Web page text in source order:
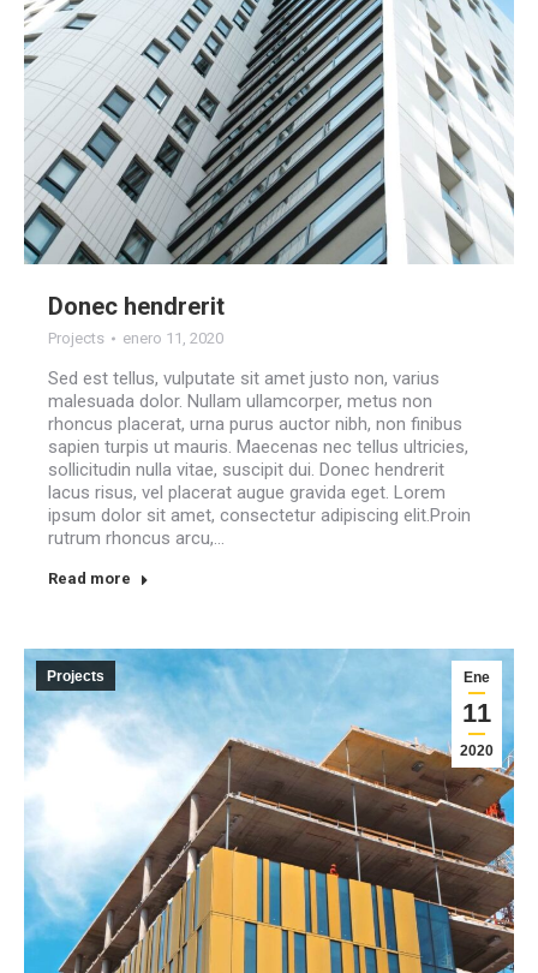
Donec hendrerit
Projects enero 11, 2020
Sed est tellus, vulputate sit amet justo non, varius
malesuada dolor. Nullam ullamcorper, metus non
rhoncus placerat, urna purus auctor nibh, non finibus
sapien turpis ut mauris. Maecenas nec tellus ultricies,
sollicitudin nulla vitae, suscipit dui. Donec hendrerit
lacus risus, vel placerat augue gravida eget. Lorem
ipsum dolor sit amet, consectetur adipiscing elit.Proin
rutrum rhoncus arcu,…
Read more
Ene
11
2020
Projects